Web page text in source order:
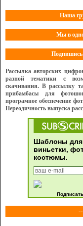
Наша
Мы в
Подпишись
Рассылка авторских
разной тематики с
скачивания. В рассылку
прибамбасы для
програмное обеспечение
Переодичность выпуска
Шаблоны
виньетки,
костюмы.